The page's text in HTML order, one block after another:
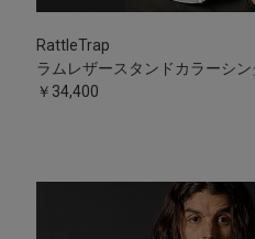
RattleTrap
ラムレザースタンドカラーシ
￥34,400